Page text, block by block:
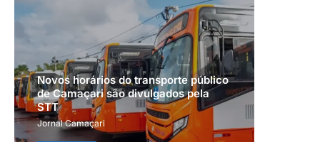
Novos horários do transporte público
de Camaçari são divulgados pela
STT
Jornal Camaçari